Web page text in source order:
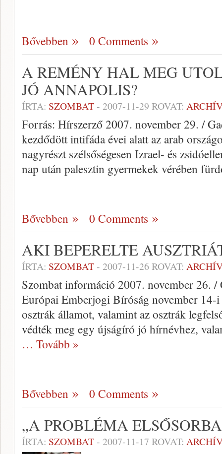
Bővebben 0 Comments
A REMÉNY HAL MEG
JÓ ANNAPOLIS?
ÍRTA: SZOMBAT- 2007-11-29 ROVAT:
Forrás: Hírszerző 2007. november 29. /
kezdődött intifáda évei alatt az arab
nagyrészt szélsőségesen Izrael- és
nap után palesztin gyermekek vérében
Bővebben 0 Comments
AKI BEPERELTE
ÍRTA: SZOMBAT- 2007-11-26 ROVAT:
Szombat információ 2007. november 26.
Európai Emberjogi Bíróság november 14-i
osztrák államot, valamint az osztrák
védték meg egy újságíró jó hírnévhez,
… Tovább »
Bővebben 0 Comments
„A PROBLÉMA
ÍRTA: SZOMBAT- 2007-11-17 ROVAT: